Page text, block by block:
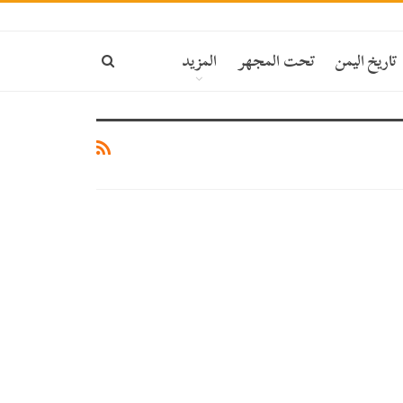
تاريخ اليمن تحت المجهر المزيد